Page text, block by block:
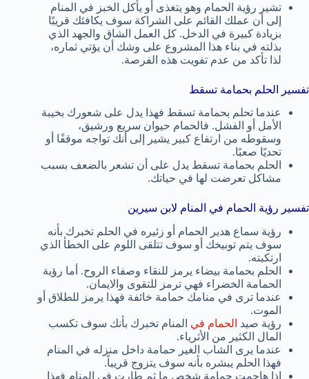
تشير رؤية الحمام وهو يتغذى أو يأكل الخبز في المنام
إلى أن عملك القائم على الشراكة سوف يكافئك قريبًا
بزيادة كبيرة في الدخل. كل العمل الشاق والجهد الذي
بذلته في بناء هذا المشروع على وشك أن يؤتي ثماره،
لذا تأكد من عدم تفويت هذه الفرصة.
تفسير الحلم بحمامة تسقط
عندما تحلم بحمامة تسقط فهذا يدل على شعورك بخيبة
الأمل أو الفشل. فالحمام حيوان سريع ورشيق،
وسقوطه من ارتفاع كبير يشير إلى أنك تواجه موقفًا أو
تحديًا صعبًا.
الحلم بحمامة تسقط يدل على أن تشعر بالضعف بسبب
مشاكل تعرضت لها في حياتك.
تفسير رؤية الحمام في المنام لابن سيرين
رؤية سماع هدير الحمام أو زئيره في الحلم تخبرك بأنه
سوف يتم توبيخك أو سوف تتلقى اللوم على الخطأ الذي
ارتكبته.
الحلم بحمامة بيضاء يرمز للنقاء وصفاء الروح. أما رؤية
الحمامة الخضراء فهي ترمز للتقوى والايمان.
عندما ترى في منامك حمامة خائفة فهذا يرمز للطلاق أو
الموت.
رؤية صيد الحمام في المنام تخبرك بأنك سوف تكسب
المال الكثير من الأثرياء.
عندما يرى الشاب الغير حمامة داخل منزله في المنام
فهذا الحلم يبشره بأنه سوف يتزوج قريباً.
إذا هاجمت حمامة شخص ما ثم طارت في المنام فهذا